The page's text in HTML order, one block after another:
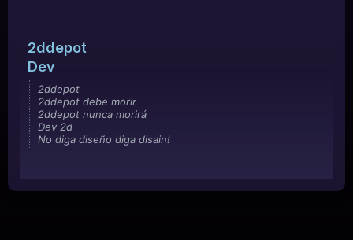
2ddepot
Dev
2ddepot
2ddepot debe morir
2ddepot nunca morirá
Dev 2d
No diga diseño diga disain!